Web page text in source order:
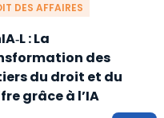
DES AFFAIRES
: La
des
du droit et du
grâce à l’IA